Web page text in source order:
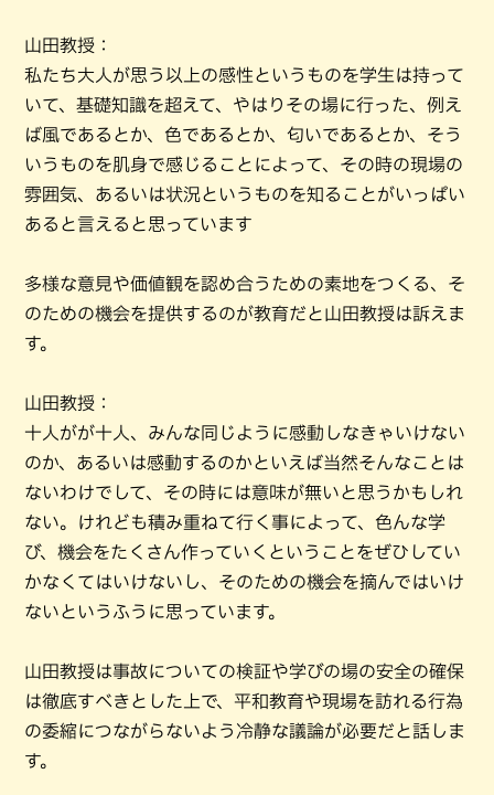
山田教授：
私たち大人が思う以上の感性というものを学生は持って
いて、基礎知識を超えて、やはりその場に行った、例え
ば風であるとか、色であるとか、匂いであるとか、そう
いうものを肌身で感じることによって、その時の現場の
雰囲気、あるいは状況というものを知ることがいっぱい
あると言えると思っています
多様な意見や価値観を認め合うための素地をつくる、そ
のための機会を提供するのが教育だと山田教授は訴えま
す。
山田教授：
十人がが十人、みんな同じように感動しなきゃいけない
のか、あるいは感動するのかといえば当然そんなことは
ないわけでして、その時には意味が無いと思うかもしれ
ない。けれども積み重ねて行く事によって、色んな学
び、機会をたくさん作っていくということをぜひしてい
かなくてはいけないし、そのための機会を摘んではいけ
ないというふうに思っています。
山田教授は事故についての検証や学びの場の安全の確保
は徹底すべきとした上で、平和教育や現場を訪れる行為
の委縮につながらないよう冷静な議論が必要だと話しま
す。